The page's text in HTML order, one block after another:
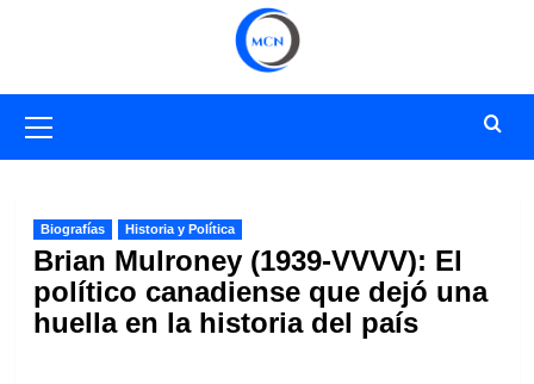
primario
Biografías Historia y Política
Brian Mulroney (1939-VVVV): El
político canadiense que dejó una
huella en la historia del país